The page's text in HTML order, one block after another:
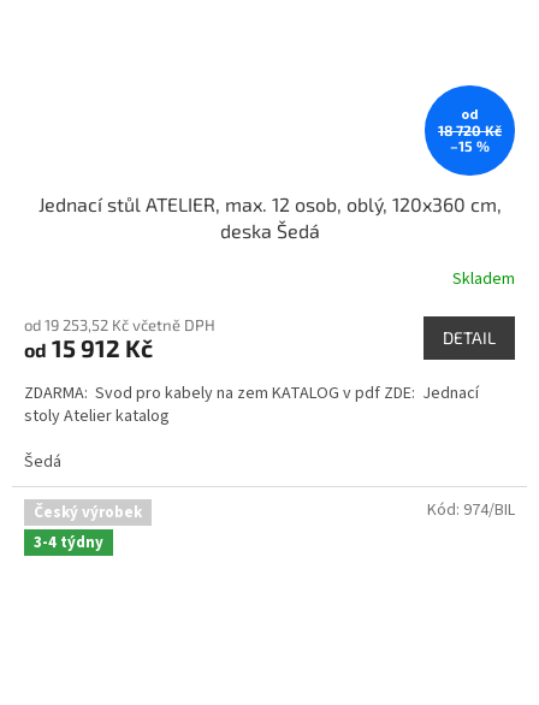
od
18 720 Kč
–15 %
Jednací stůl ATELIER, max. 12 osob, oblý, 120x360 cm,
deska Šedá
Skladem
od 19 253,52 Kč včetně DPH
od 15 912 Kč DETAIL
ZDARMA: Svod pro kabely na zem KATALOG v pdf ZDE: Jednací
stoly Atelier katalog
Šedá
Český výrobek
3-4 týdny
Kód: 974/BIL